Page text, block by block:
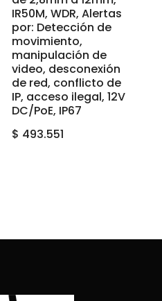
IR50M, WDR, Alertas
por: Detección de
movimiento,
manipulación de
video, desconexión
de red, conflicto de
IP, acceso ilegal, 12V
DC/PoE, IP67
$ 493.551